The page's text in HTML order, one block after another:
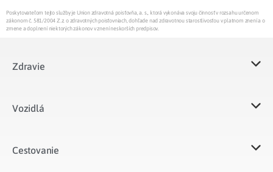
Poskytovateľom tejto služby je Union zdravotná poisťovňa, a. s., ktorá vykonáva svoju činnosť v rozsahu určenom
zákonom č. 581/2004 Z.z. o zdravotných poisťovniach, dohľade nad zdravotnou starostlivosťou v platnom znení a o
zmene a doplnení niektorých zákonov v znení neskorších predpisov.
Zdravie
Vozidlá​
Cestovanie